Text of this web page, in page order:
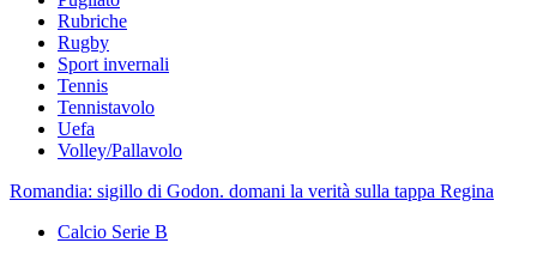
Rubriche
Rugby
Sport invernali
Tennis
Tennistavolo
Uefa
Volley/Pallavolo
Romandia: sigillo di Godon. domani la verità sulla tappa Regina
Calcio Serie B